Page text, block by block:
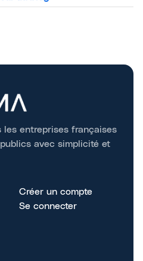
les entreprises françaises
avec simplicité et
Créer un compte
Se connecter